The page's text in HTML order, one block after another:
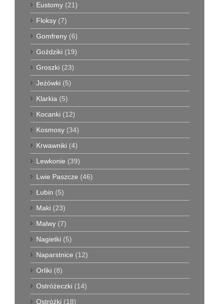
Eustomy (21)
Floksy (7)
Gomfreny (6)
Goździki (19)
Groszki (23)
Jeżówki (5)
Klarkia (5)
Kocanki (12)
Kosmosy (34)
Krwawniki (4)
Lewkonie (39)
Lwie Paszcze (46)
Łubin (5)
Maki (23)
Malwy (7)
Nagietki (5)
Naparstnice (12)
Orliki (8)
Ostróżeczki (14)
Ostróżki (18)